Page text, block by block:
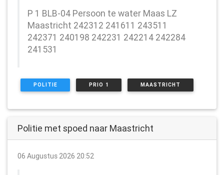
P 1 BLB-04 Persoon te water Maas LZ
Maastricht 242312 241611 243511
242371 240198 242231 242214 242284
241531
POLITIE PRIO 1 MAASTRICHT
Politie met spoed naar Maastricht
06 Augustus 2026 20:52